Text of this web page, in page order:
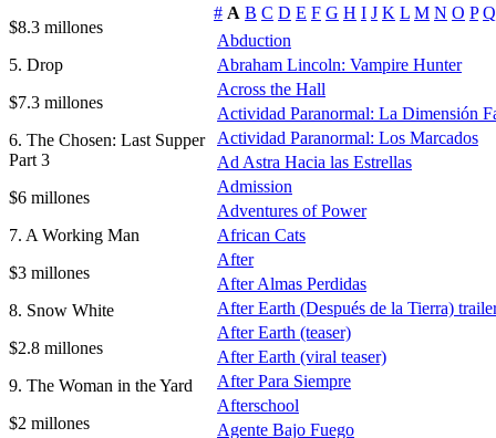
$8.3 millones
5. Drop
$7.3 millones
6. The Chosen: Last Supper
Part 3
$6 millones
7. A Working Man
$3 millones
8. Snow White
$2.8 millones
9. The Woman in the Yard
$2 millones
# A B C D E F G H I J K L M N O P Q
Abduction
Abraham Lincoln: Vampire Hunter
Across the Hall
Actividad Paranormal: La Dimensión
Actividad Paranormal: Los Marcados
Ad Astra Hacia las Estrellas
Admission
Adventures of Power
African Cats
After
After Almas Perdidas
After Earth (Después de la Tierra)
After Earth (teaser)
After Earth (viral teaser)
After Para Siempre
Afterschool
Agente Bajo Fuego